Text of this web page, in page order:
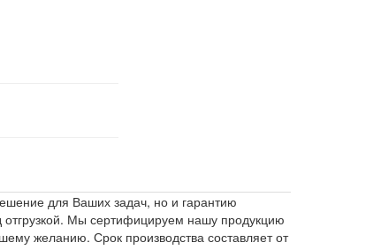
для Ваших задач, но и гарантию
отгрузкой. Мы сертифицируем нашу продукцию
желанию. Срок производства составляет от